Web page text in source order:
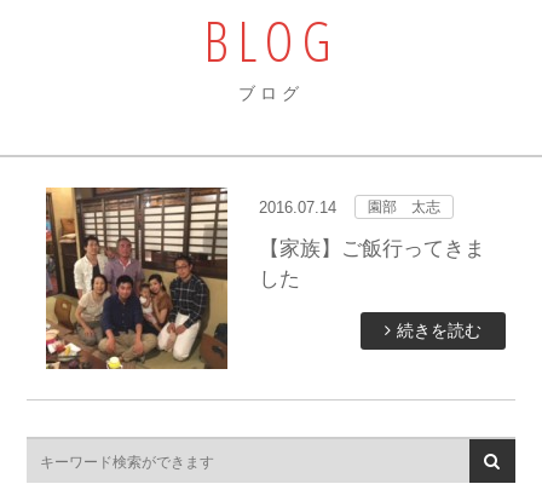
BLOG
ブログ
2016.07.14 園部 太志
【家族】ご飯行ってきま
した
続きを読む